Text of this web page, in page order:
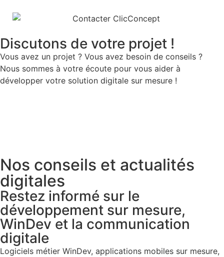
Discutons de votre projet !
Vous avez un projet ? Vous avez besoin de conseils ?
Nous sommes à votre écoute pour vous aider à
développer votre solution digitale sur mesure !
Nos conseils et actualités
digitales
Restez informé sur le
développement sur mesure,
WinDev et la communication
digitale
Logiciels métier WinDev, applications mobiles sur mesure,